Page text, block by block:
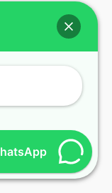
em troca
uma
Esse